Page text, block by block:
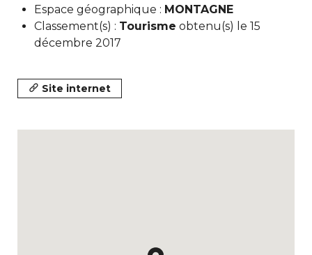
Espace géographique : MONTAGNE
Classement(s) : Tourisme obtenu(s) le 15
décembre 2017
Site internet